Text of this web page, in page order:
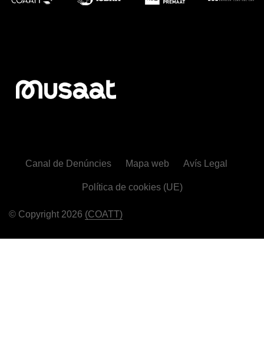
© Copyright 2026 (COATT)
Canal de Denúncies Mapa web Avís Legal
Política de cookies (UE)